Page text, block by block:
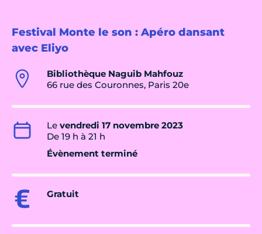
Festival Monte le son : Apéro dansant
avec Eliyo
Bibliothèque Naguib Mahfouz
66 rue des Couronnes, Paris 20e
Le vendredi 17 novembre 2023
De 19 h à 21 h
Évènement terminé
Gratuit